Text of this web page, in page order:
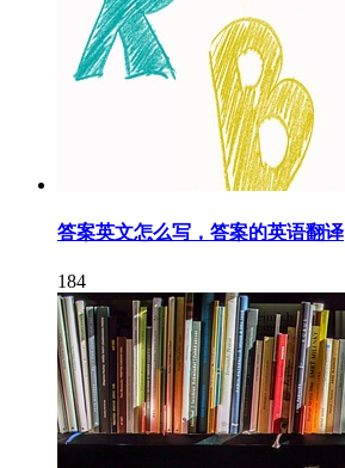
答案英文怎么写，答案的英语翻译
184